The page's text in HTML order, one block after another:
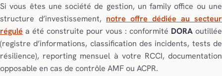
Si vous êtes une société de gestion, un family office ou une
structure d’investissement, notre offre dédiée au secteur
régulé a été construite pour vous : conformité DORA outillée
(registre d’informations, classification des incidents, tests de
résilience), reporting mensuel à votre RCCI, documentation
opposable en cas de contrôle AMF ou ACPR.